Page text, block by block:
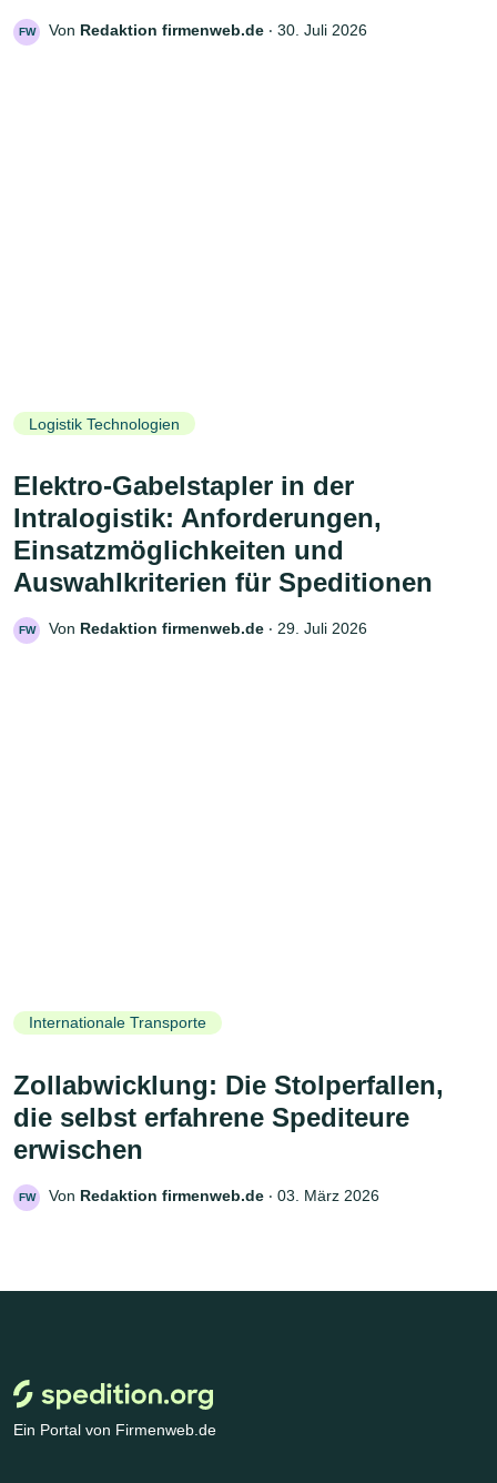
FW Von Redaktion firmenweb.de ‧ 30. Juli 2026
Logistik Technologien
Elektro-Gabelstapler in der
Intralogistik: Anforderungen,
Einsatzmöglichkeiten und
Auswahlkriterien für Speditionen
FW Von Redaktion firmenweb.de ‧ 29. Juli 2026
Internationale Transporte
Zollabwicklung: Die Stolperfallen,
die selbst erfahrene Spediteure
erwischen
FW Von Redaktion firmenweb.de ‧ 03. März 2026
Ein Portal von Firmenweb.de